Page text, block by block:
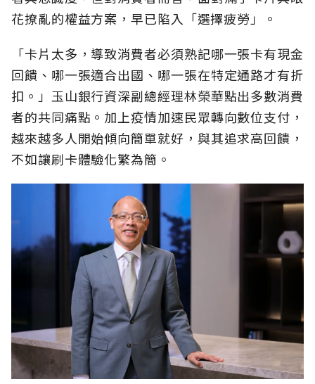
花撩亂的權益方案，早已陷入「選擇疲勞」。
「卡片太多，導致消費者必須熟記哪一張卡有現金
回饋、哪一張適合出國、哪一張在特定通路才有折
扣。」玉山銀行資深副總經理林榮華點出多數消費
者的共同痛點。加上疫情加速民眾轉向數位支付，
越來越多人開始傾向簡單就好，與其追求高回饋，
不如讓刷卡體驗化繁為簡。